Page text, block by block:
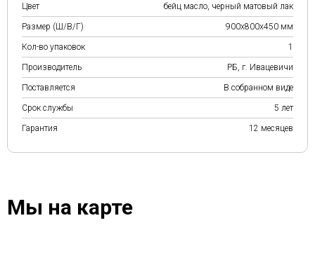
Цвет бейц масло, черный матовый лак
Размер (Ш/В/Г) 900х800х450 мм
Кол-во упаковок 1
Производитель РБ, г. Ивацевичи
Поставляется В собранном виде
Срок службы 5 лет
Гарантия 12 месяцев
Мы на карте